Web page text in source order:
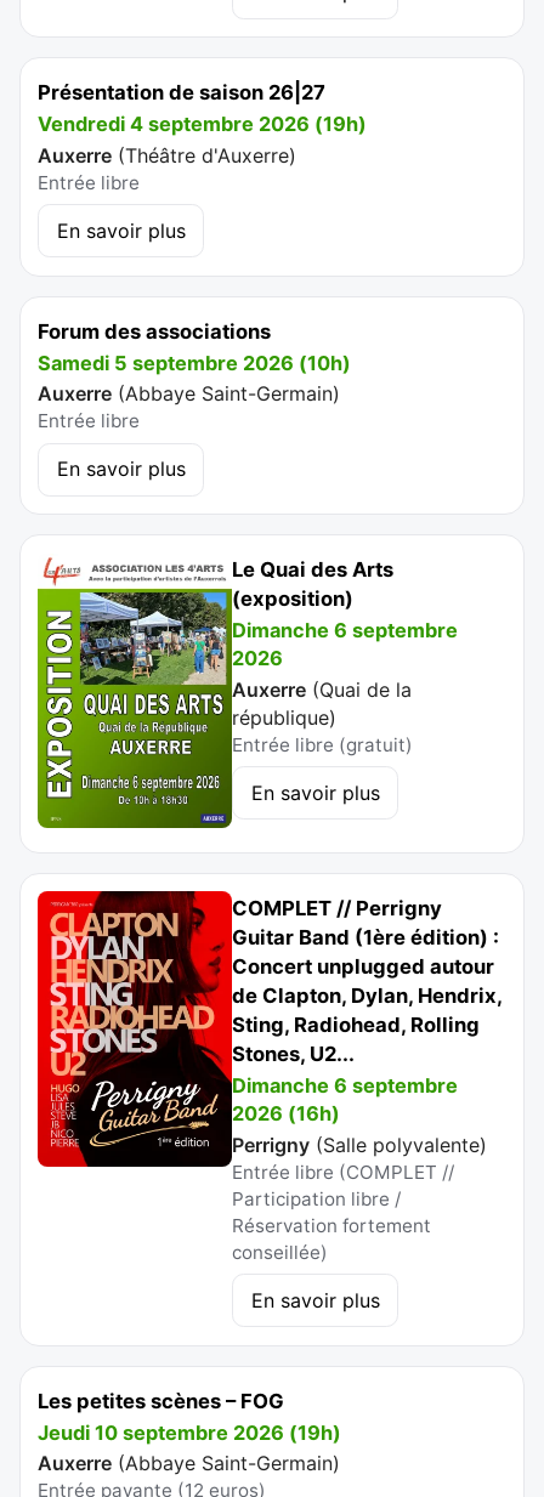
Présentation de saison 26|27
Vendredi 4 septembre 2026 (19h)
Auxerre (Théâtre d'Auxerre)
Entrée libre
En savoir plus
Forum des associations
Samedi 5 septembre 2026 (10h)
Auxerre (Abbaye Saint-Germain)
Entrée libre
En savoir plus
Le Quai des Arts
(exposition)
Dimanche 6 septembre
2026
Auxerre (Quai de la
république)
Entrée libre (gratuit)
En savoir plus
COMPLET // Perrigny
Guitar Band (1ère édition) :
Concert unplugged autour
de Clapton, Dylan, Hendrix,
Sting, Radiohead, Rolling
Stones, U2...
Dimanche 6 septembre
2026 (16h)
Perrigny (Salle polyvalente)
Entrée libre (COMPLET //
Participation libre /
Réservation fortement
conseillée)
En savoir plus
Les petites scènes – FOG
Jeudi 10 septembre 2026 (19h)
Auxerre (Abbaye Saint-Germain)
Entrée payante (12 euros)